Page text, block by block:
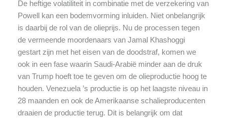
De heftige volatiliteit in combinatie met de verzekering van
Powell kan een bodemvorming inluiden. Niet onbelangrijk
is daarbij de rol van de olieprijs. Nu de processen tegen
de vermeende moordenaars van Jamal Khashoggi
gestart zijn met het eisen van de doodstraf, komen we
ook in een fase waarin Saudi-Arabië minder aan de druk
van Trump hoeft toe te geven om de olieproductie hoog te
houden. Venezuela ’s productie is op het laagste niveau in
28 maanden en ook de Amerikaanse schalieproducenten
draaien de productie terug. Dit is belangrijk om dat